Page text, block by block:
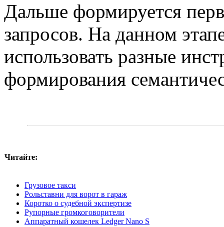
Дальше формируется
запросов. На данном
использовать разные
формирования
Читайте:
Грузовое такси
Рольставни для ворот в гараж
Коротко о судебной экспертизе
Рупорные громкоговорители
Аппаратный кошелек Ledger Nano S